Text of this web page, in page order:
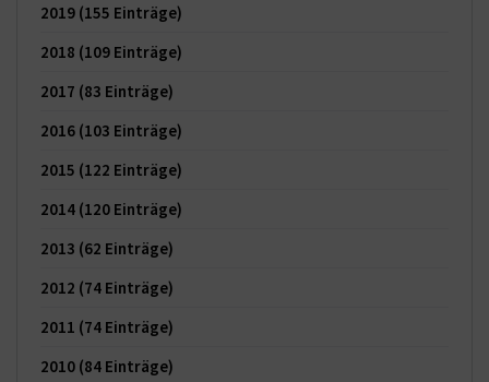
2019 (155 Einträge)
2018 (109 Einträge)
2017 (83 Einträge)
2016 (103 Einträge)
2015 (122 Einträge)
2014 (120 Einträge)
2013 (62 Einträge)
2012 (74 Einträge)
2011 (74 Einträge)
2010 (84 Einträge)